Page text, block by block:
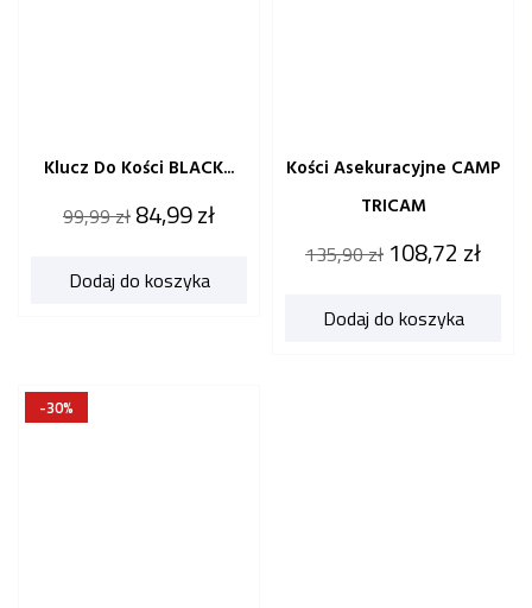
Klucz Do Kości BLACK...
Cena
99,99 zł Cena
84,99 zł
Dodaj do koszyka
Kości Asekuracyjne CAMP
TRICAM
Cena
135,90 zł Cena
108,72 zł
Dodaj do koszyka
-30%